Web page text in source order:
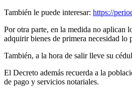
También le puede interesar: https://
Por otra parte, en la medida no aplican
adquirir bienes de primera necesidad lo
También, a la hora de salir lleve su
El Decreto además recuerda a la
de pago y servicios notariales.